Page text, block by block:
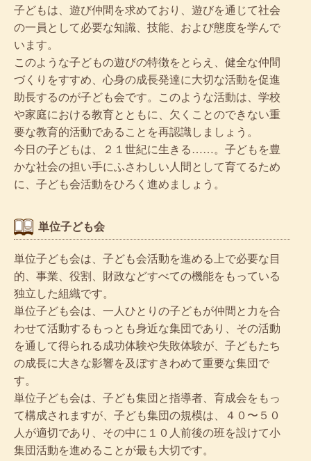
子どもは、遊び仲間を求めており、遊びを通じて社会
の一員として必要な知識、技能、および態度を学んで
います。
このような子どもの遊びの特徴をとらえ、健全な仲間
づくりをすすめ、心身の成長発達に大切な活動を促進
助長するのが子ども会です。このような活動は、学校
や家庭における教育とともに、欠くことのできない重
要な教育的活動であることを再認識しましょう。
今日の子どもは、２１世紀に生きる……。子どもを豊
かな社会の担い手にふさわしい人間として育てるため
に、子ども会活動をひろく進めましょう。
単位子ども会
単位子ども会は、子ども会活動を進める上で必要な目
的、事業、役割、財政などすべての機能をもっている
独立した組織です。
単位子ども会は、一人ひとりの子どもが仲間と力を合
わせて活動するもっとも身近な集団であり、その活動
を通して得られる成功体験や失敗体験が、子どもたち
の成長に大きな影響を及ぼすきわめて重要な集団で
す。
単位子ども会は、子ども集団と指導者、育成会をもっ
て構成されますが、子ども集団の規模は、４０〜５０
人が適切であり、その中に１０人前後の班を設けて小
集団活動を進めることが最も大切です。